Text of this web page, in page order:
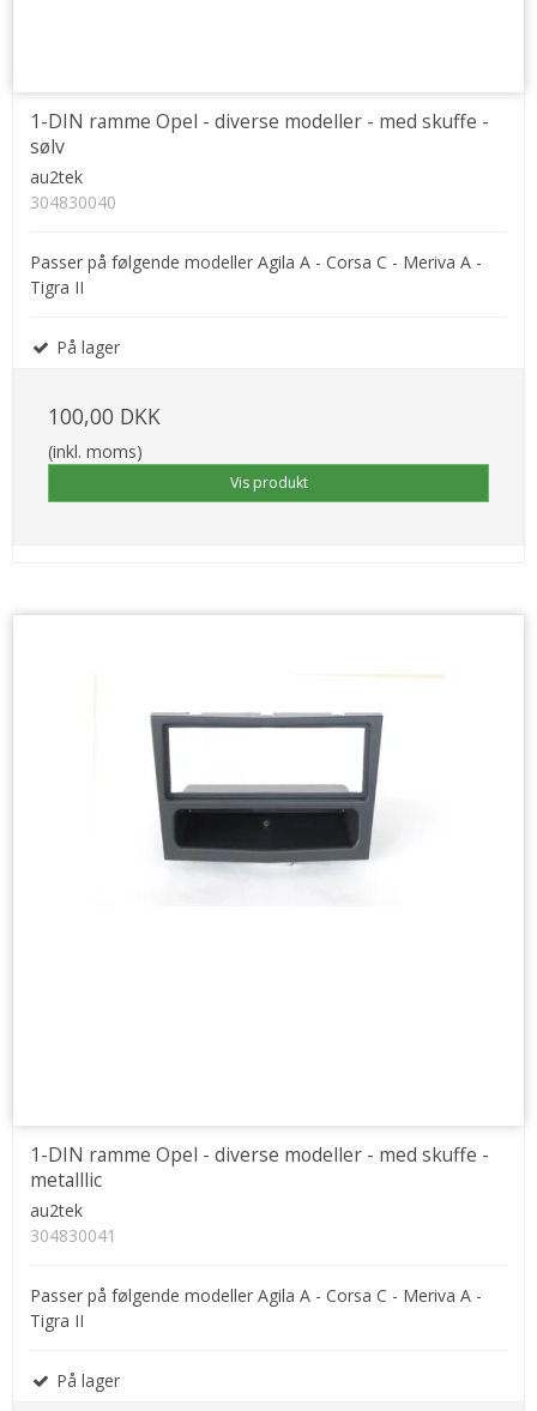
1-DIN ramme Opel - diverse modeller - med skuffe -
sølv
au2tek
304830040
Passer på følgende modeller Agila A - Corsa C - Meriva A -
Tigra II
På lager
100,00 DKK
(inkl. moms)
Vis produkt
1-DIN ramme Opel - diverse modeller - med skuffe -
metalllic
au2tek
304830041
Passer på følgende modeller Agila A - Corsa C - Meriva A -
Tigra II
På lager